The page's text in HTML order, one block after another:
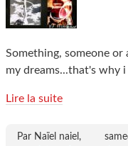
Something, someone
my dreams...that's why
Lire la suite
Par Naïel naiel,